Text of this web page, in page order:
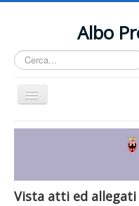
Albo
Cerca...
Cambia
navigazione
Home
Vista atti ed allegati